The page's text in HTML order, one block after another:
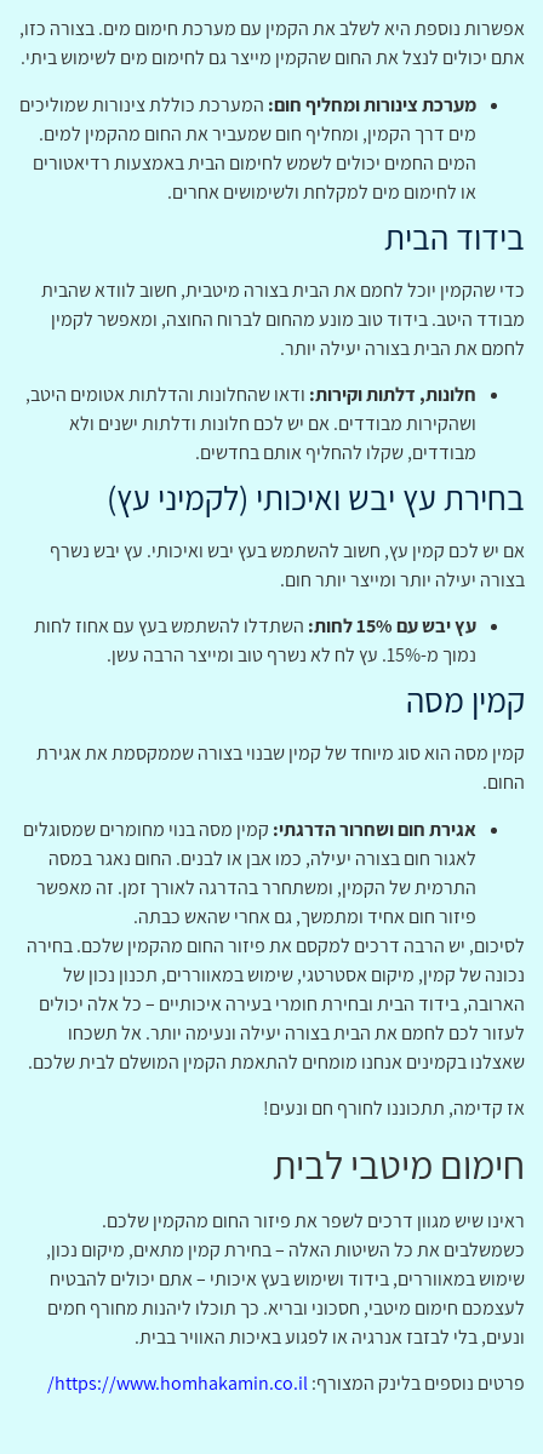
אפשרות נוספת היא לשלב את הקמין עם מערכת חימום מים. בצורה כזו,
אתם יכולים לנצל את החום שהקמין מייצר גם לחימום מים לשימוש ביתי.
מערכת צינורות ומחליף חום: המערכת כוללת צינורות שמוליכים
מים דרך הקמין, ומחליף חום שמעביר את החום מהקמין למים.
המים החמים יכולים לשמש לחימום הבית באמצעות רדיאטורים
או לחימום מים למקלחת ולשימושים אחרים.
בידוד הבית
כדי שהקמין יוכל לחמם את הבית בצורה מיטבית, חשוב לוודא שהבית
מבודד היטב. בידוד טוב מונע מהחום לברוח החוצה, ומאפשר לקמין
לחמם את הבית בצורה יעילה יותר.
חלונות, דלתות וקירות: ודאו שהחלונות והדלתות אטומים היטב,
ושהקירות מבודדים. אם יש לכם חלונות ודלתות ישנים ולא
מבודדים, שקלו להחליף אותם בחדשים.
בחירת עץ יבש ואיכותי (לקמיני עץ)
אם יש לכם קמין עץ, חשוב להשתמש בעץ יבש ואיכותי. עץ יבש נשרף
בצורה יעילה יותר ומייצר יותר חום.
עץ יבש עם 15% לחות:
השתדלו להשתמש בעץ עם אחוז לחות
נמוך מ-15%. עץ לח לא נשרף טוב ומייצר הרבה עשן.
קמין מסה
קמין מסה הוא סוג מיוחד של קמין שבנוי בצורה שממקסמת את אגירת
החום.
אגירת חום ושחרור הדרגתי: קמין מסה בנוי מחומרים שמסוגלים
לאגור חום בצורה יעילה, כמו אבן או לבנים. החום נאגר במסה
התרמית של הקמין, ומשתחרר בהדרגה לאורך זמן. זה מאפשר
פיזור חום אחיד ומתמשך, גם אחרי שהאש כבתה.
לסיכום, יש הרבה דרכים למקסם את פיזור החום מהקמין שלכם. בחירה
נכונה של קמין, מיקום אסטרטגי, שימוש במאווררים, תכנון נכון של
הארובה, בידוד הבית ובחירת חומרי בעירה איכותיים – כל אלה יכולים
לעזור לכם לחמם את הבית בצורה יעילה ונעימה יותר. אל תשכחו
שאצלנו בקמינים אנחנו מומחים להתאמת הקמין המושלם לבית שלכם.
אז קדימה, תתכוננו לחורף חם ונעים!
חימום מיטבי לבית
ראינו שיש מגוון דרכים לשפר את פיזור החום מהקמין שלכם.
כשמשלבים את כל השיטות האלה – בחירת קמין מתאים, מיקום נכון,
שימוש במאווררים, בידוד ושימוש בעץ איכותי – אתם יכולים להבטיח
לעצמכם חימום מיטבי, חסכוני ובריא. כך תוכלו ליהנות מחורף חמים
ונעים, בלי לבזבז אנרגיה או לפגוע באיכות האוויר בבית.
פרטים נוספים בלינק המצורף:https://www.homhakamin.co.il/